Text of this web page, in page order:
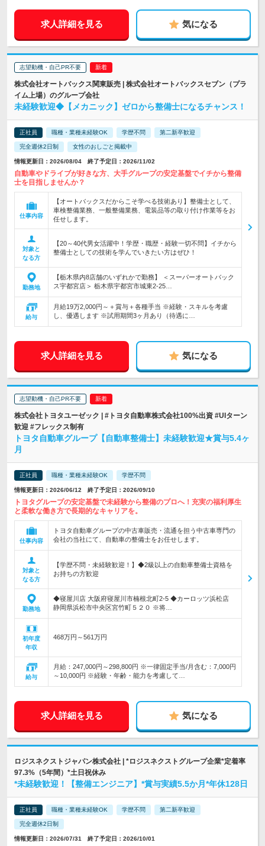
求人詳細を見る 気になる
志望動機・自己PR不要
株式会社オートバックス関東販売 | 株式会社オートバックスセブン（プラ
イム上場）のグループ会社
未経験歓迎◆【メカニック】ゼロから整備士になるチャンス！
正社員 職種・業種未経験OK 学歴不問 第二新卒歓迎
完全週休2日制 女性のおしごと掲載中
情報更新日：2026/08/04 終了予定日：2026/11/02
自動車やドライブが好きな方、大手グループの安定基盤でイチから整備
士を目指しませんか？
仕事内容
【オートバックスだからこそ学べる技術あり】整備士として、
車検整備業務、一般整備業務、電装品等の取り付け作業等をお
任せします。
対象と
なる方
【20～40代男女活躍中！学歴・職歴・経験一切不問】イチから
整備士としての技術を学んでいきたい方はぜひ！
勤務地
【栃木県内8店舗のいずれかで勤務】 ＜スーパーオートバック
ス宇都宮店＞ 栃木県宇都宮市城東2-25…
給与
月給19万2,000円～＋賞与＋各種手当 ※経験・スキルを考慮
し、優遇します ※試用期間3ヶ月あり（待遇に…
求人詳細を見る 気になる
志望動機・自己PR不要
株式会社トヨタユーゼック | #トヨタ自動車株式会社100%出資 #UIターン
歓迎 #フレックス制有
トヨタ自動車グループ【自動車整備士】未経験歓迎★賞与5.4ヶ
月
正社員 職種・業種未経験OK 学歴不問
情報更新日：2026/06/12 終了予定日：2026/09/10
トヨタグループの安定基盤で未経験から整備のプロへ！充実の福利厚生
と柔軟な働き方で長期的なキャリアを。
仕事内容
トヨタ自動車グループの中古車販売・流通を担う中古車専門の
会社の当社にて、自動車の整備士をお任せします。
対象と
なる方
【学歴不問・未経験歓迎！】◆2級以上の自動車整備士資格を
お持ちの方歓迎
勤務地
◆寝屋川店 大阪府寝屋川市楠根北町2-5 ◆カーロッツ浜松店
静岡県浜松市中央区宮竹町５２０ ※将…
初年度
年収
468万円～561万円
給与
月給：247,000円～298,800円 ※一律固定手当/月含む：7,000円
～10,000円 ※経験・年齢・能力を考慮して…
求人詳細を見る 気になる
ロジスネクストジャパン株式会社 | *ロジスネクストグループ企業*定着率
97.3%（5年間）*土日祝休み
*未経験歓迎！【整備エンジニア】*賞与実績5.5か月*年休128日
正社員 職種・業種未経験OK 学歴不問 第二新卒歓迎
完全週休2日制
情報更新日：2026/07/31 終了予定日：2026/10/01